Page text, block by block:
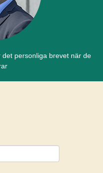
personliga brevet när de